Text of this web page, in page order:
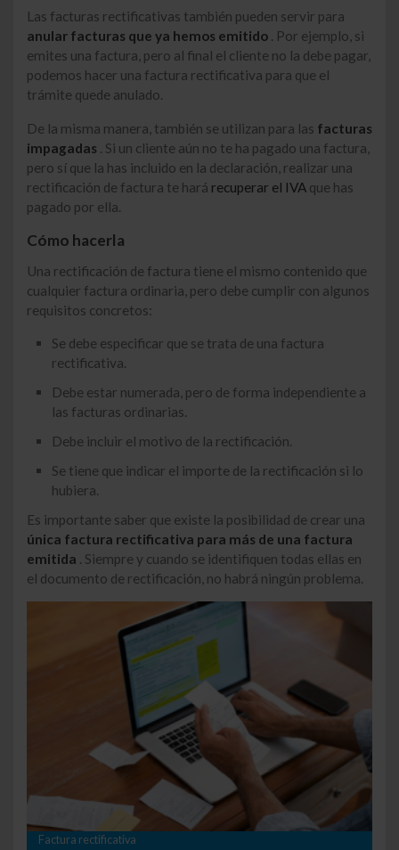
Las facturas rectificativas también pueden servir para
anular facturas que ya hemos emitido . Por ejemplo, si
emites una factura, pero al final el cliente no la debe pagar,
podemos hacer una factura rectificativa para que el
trámite quede anulado.
De la misma manera, también se utilizan para las facturas
impagadas . Si un cliente aún no te ha pagado una factura,
pero sí que la has incluido en la declaración, realizar una
rectificación de factura te hará recuperar el IVA que has
pagado por ella.
Cómo hacerla
Una rectificación de factura tiene el mismo contenido que
cualquier factura ordinaria, pero debe cumplir con algunos
requisitos concretos:
Se debe especificar que se trata de una factura
rectificativa.
Debe estar numerada, pero de forma independiente a
las facturas ordinarias.
Debe incluir el motivo de la rectificación.
Se tiene que indicar el importe de la rectificación si lo
hubiera.
Es importante saber que existe la posibilidad de crear una
única factura rectificativa para más de una factura
emitida . Siempre y cuando se identifiquen todas ellas en
el documento de rectificación, no habrá ningún problema.
Factura rectificativa